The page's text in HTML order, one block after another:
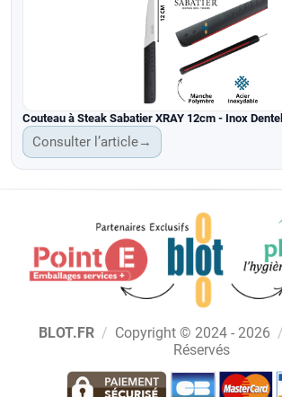
Couteau à Steak Sabatier XRAY 12cm - Inox
Consulter l’article→
BLOT.FR / Copyright © 2024 - 2026 /
Réservés